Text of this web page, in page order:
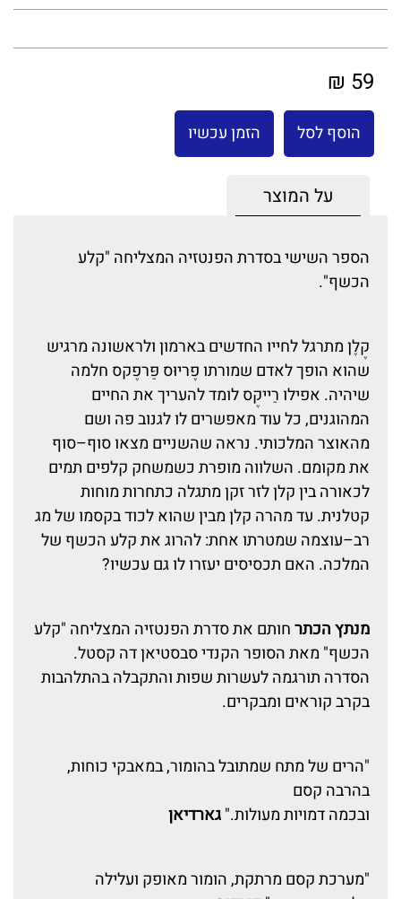
59 ₪
הוסף לסל הזמן עכשיו
על המוצר
הספר השישי בסדרת הפנטזיה המצליחה "קלע
הכשף".
קֶלֶן מתרגל לחייו החדשים בארמון ולראשונה מרגיש
שהוא הופך לאדם שמורתו פֶריוּס פַּרפֶקס חלמה
שיהיה. אפילו רַייקֶס לומד להעריך את החיים
המהוגנים, כל עוד מאפשרים לו לגנוב פה ושם
מהאוצר המלכותי. נראה שהשניים מצאו סוף–סוף
את מקומם. השלווה מופרת כשמשחק קלפים תמים
לכאורה בין קלן לזר זקן מתגלה כתחרות מוחות
קטלנית. עד מהרה קלן מבין שהוא לכוד בקסמו של מג
רב–עוצמה שמטרתו אחת: להרוג את קלע הכשף של
המלכה. האם תכסיסים יעזרו לו גם עכשיו?
מנתץ הכתרחותם את סדרת הפנטזיה המצליחה "קלע
הכשף" מאת הסופר הקנדי סבסטיאן דה קסטל.
הסדרה תורגמה לעשרות שפות והתקבלה בהתלהבות
בקרב קוראים ומבקרים.
"הרים של מתח שמתובל בהומור, במאבקי כוחות,
בהרבה קסם
ובכמה דמויות מעולות."גארדיאן
"מערכת קסם מרתקת, הומור מאופק ועלילה